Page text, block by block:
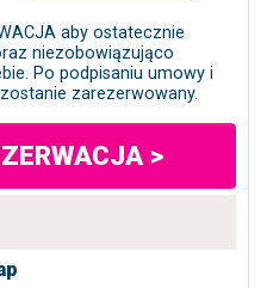
aby ostatecznie
niezobowiązująco
Po podpisaniu umowy i
zarezerwowany.
>